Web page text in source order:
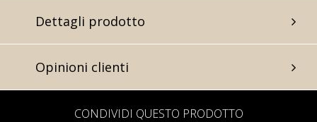
Dettagli prodotto
Opinioni clienti
CONDIVIDI QUESTO PRODOTTO